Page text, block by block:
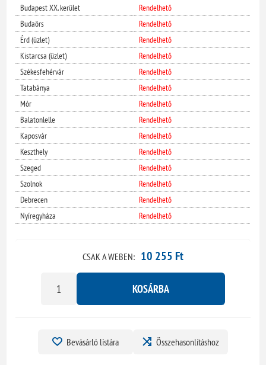
Budapest XX. kerület
Rendelhető
Budaörs
Rendelhető
Érd (üzlet)
Rendelhető
Kistarcsa (üzlet)
Rendelhető
Székesfehérvár
Rendelhető
Tatabánya
Rendelhető
Mór
Rendelhető
Balatonlelle
Rendelhető
Kaposvár
Rendelhető
Keszthely
Rendelhető
Szeged
Rendelhető
Szolnok
Rendelhető
Debrecen
Rendelhető
Nyíregyháza
Rendelhető
CSAK A WEBEN: 10 255 Ft
KOSÁRBA
Bevásárló listára Összehasonlításhoz